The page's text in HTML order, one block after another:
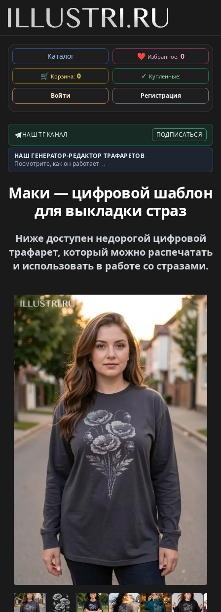
Каталог ❤ Избранное: 0
🛒 Корзина: 0 ✓ Купленные:
Войти Регистрация
Telegram-канал
НАШ ТГ КАНАЛ ПОДПИСАТЬСЯ
Генератор трафаретов
НАШ ГЕНЕРАТОР-РЕДАКТОР ТРАФАРЕТОВ
Посмотрите, как он работает →
Маки — цифровой шаблон
для выкладки страз
Ниже доступен недорогой цифровой
трафарет, который можно распечатать
и использовать в работе со стразами.